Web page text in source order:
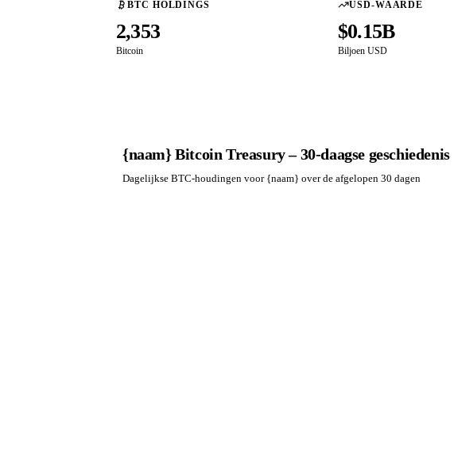
BTC HOLDINGS
2,353
Bitcoin
USD-WAARDE
$0.15B
Biljoen USD
{naam} Bitcoin Treasury – 30-daagse geschiedenis
Dagelijkse BTC-houdingen voor {naam} over de afgelopen 30 dagen